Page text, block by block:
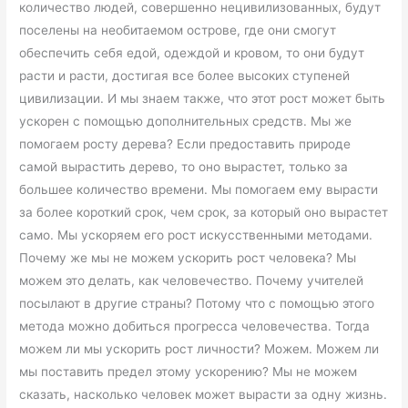
количество людей, совершенно нецивилизованных, будут
поселены на необитаемом острове, где они смогут
обеспечить себя едой, одеждой и кровом, то они будут
расти и расти, достигая все более высоких ступеней
цивилизации. И мы знаем также, что этот рост может быть
ускорен с помощью дополнительных средств. Мы же
помогаем росту дерева? Если предоставить природе
самой вырастить дерево, то оно вырастет, только за
большее количество времени. Мы помогаем ему вырасти
за более короткий срок, чем срок, за который оно вырастет
само. Мы ускоряем его рост искусственными методами.
Почему же мы не можем ускорить рост человека? Мы
можем это делать, как человечество. Почему учителей
посылают в другие страны? Потому что с помощью этого
метода можно добиться прогресса человечества. Тогда
можем ли мы ускорить рост личности? Можем. Можем ли
мы поставить предел этому ускорению? Мы не можем
сказать, насколько человек может вырасти за одну жизнь.